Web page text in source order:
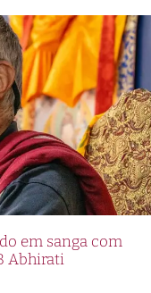
para que los
de
Up Casino
de juegos
la ruleta y el
de la
a través de
em sanga com
Abhirati